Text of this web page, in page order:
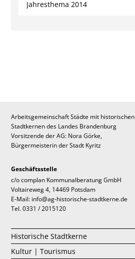
Jahresthema 2014
Arbeitsgemeinschaft Städte mit historischen
Stadtkernen des Landes Brandenburg
Vorsitzende der AG: Nora Görke,
Bürgermeisterin der Stadt Kyritz
Geschäftsstelle
c/o complan Kommunalberatung GmbH
Voltaireweg 4, 14469 Potsdam
E-Mail: info@ag-historische-stadtkerne.de
Tel. 0331 / 2015120
Historische Stadtkerne
Kultur | Tourismus